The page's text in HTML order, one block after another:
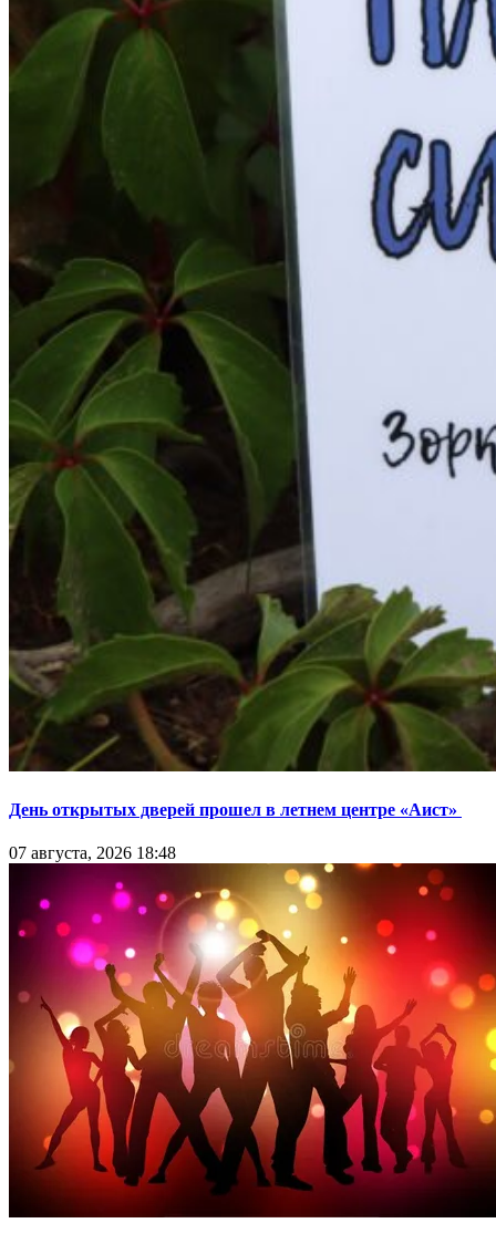
День открытых дверей прошел в летнем центре «Аист»
07 августа, 2026 18:48